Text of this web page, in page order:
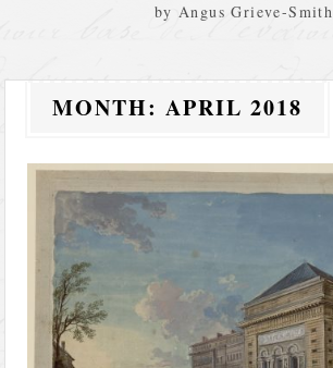
by Angus Grieve-Smith
MONTH:APRIL 2018